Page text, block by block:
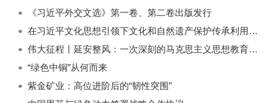
《习近平外交文选》第一卷、第二卷出版发行
在习近平文化思想引领下文化和自然遗产保护传承利用工作开创新局面
伟大征程丨延安整风：一次深刻的马克思主义思想教育运动
“绿色中铜”从何而来
紫金矿业：高位进阶后的“韧性突围”